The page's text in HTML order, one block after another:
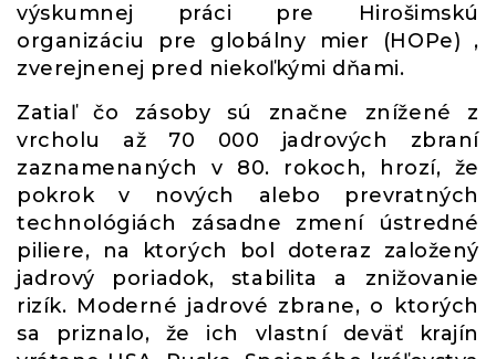
výskumnej práci pre Hirošimskú
organizáciu pre globálny mier (HOPe) ,
zverejnenej pred niekoľkými dňami.
Zatiaľ čo zásoby sú značne znížené z
vrcholu až 70 000 jadrových zbraní
zaznamenaných v 80. rokoch, hrozí, že
pokrok v nových alebo prevratných
technológiách zásadne zmení ústredné
piliere, na ktorých bol doteraz založený
jadrový poriadok, stabilita a znižovanie
rizík. Moderné jadrové zbrane, o ktorých
sa priznalo, že ich vlastní deväť krajín